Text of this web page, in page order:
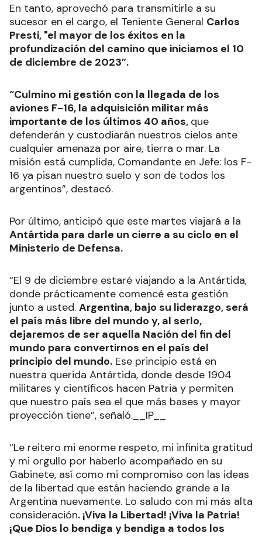
En tanto, aprovechó para transmitirle a su
sucesor en el cargo, el Teniente General Carlos
Presti, "el mayor de los éxitos en la
profundización del camino que iniciamos el 10
de diciembre de 2023”.
“Culmino mi gestión con la llegada de los
aviones F-16, la adquisición militar más
importante de los últimos 40 años, que
defenderán y custodiarán nuestros cielos ante
cualquier amenaza por aire, tierra o mar. La
misión está cumplida, Comandante en Jefe: los F-
16 ya pisan nuestro suelo y son de todos los
argentinos”, destacó.
Por último, anticipó que este martes viajará a la
Antártida para darle un cierre a su ciclo en el
Ministerio de Defensa.
“El 9 de diciembre estaré viajando a la Antártida,
donde prácticamente comencé esta gestión
junto a usted. Argentina, bajo su liderazgo, será
el país más libre del mundo y, al serlo,
dejaremos de ser aquella Nación del fin del
mundo para convertirnos en el país del
principio del mundo. Ese principio está en
nuestra querida Antártida, donde desde 1904
militares y científicos hacen Patria y permiten
que nuestro país sea el que más bases y mayor
proyección tiene”, señaló.__IP__
“Le reitero mi enorme respeto, mi infinita gratitud
y mi orgullo por haberlo acompañado en su
Gabinete, así como mi compromiso con las ideas
de la libertad que están haciendo grande a la
Argentina nuevamente. Lo saludo con mi más alta
consideración. ¡Viva la Libertad! ¡Viva la Patria!
¡Que Dios lo bendiga y bendiga a todos los